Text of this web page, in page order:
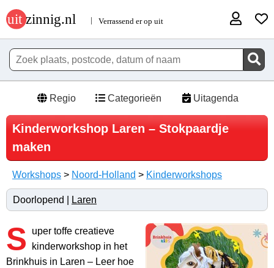
Regio Categorieën Uitagenda
Kinderworkshop Laren – Stokpaardje
maken
Workshops > Noord-Holland > Kinderworkshops
Doorlopend | Laren
S
uper toffe creatieve
kinderworkshop in het
Brinkhuis in Laren – Leer hoe